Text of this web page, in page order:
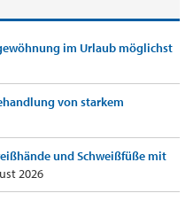
im Urlaub möglichst
von starkem
und Schweißfüße mit
2026